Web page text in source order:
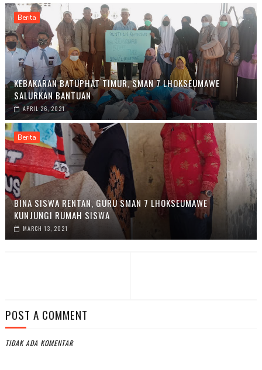
Berita
KEBAKARAN BATUPHAT TIMUR, SMAN 7 LHOKSEUMAWE
SALURKAN BANTUAN
APRIL 26, 2021
Berita
BINA SISWA RENTAN, GURU SMAN 7 LHOKSEUMAWE
KUNJUNGI RUMAH SISWA
MARCH 13, 2021
POST A COMMENT
TIDAK ADA KOMENTAR